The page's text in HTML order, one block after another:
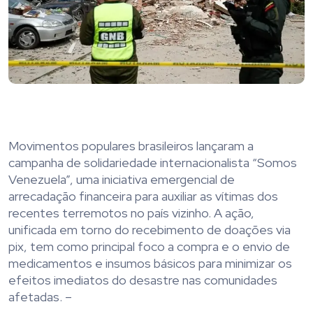
Movimentos populares brasileiros lançaram a
campanha de solidariedade internacionalista “Somos
Venezuela”, uma iniciativa emergencial de
arrecadação financeira para auxiliar as vítimas dos
recentes terremotos no país vizinho. A ação,
unificada em torno do recebimento de doações via
pix, tem como principal foco a compra e o envio de
medicamentos e insumos básicos para minimizar os
efeitos imediatos do desastre nas comunidades
afetadas. –